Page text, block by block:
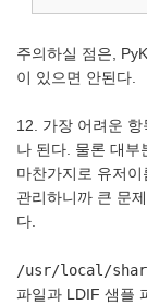
주의하실 점은,
이 있으면 안된다.
12. 가장 어려운 항
나 된다. 물론 대부
마찬가지로 유저
관리하니까 큰 문
다.
/usr/local/
파일과 LDIF 샘플